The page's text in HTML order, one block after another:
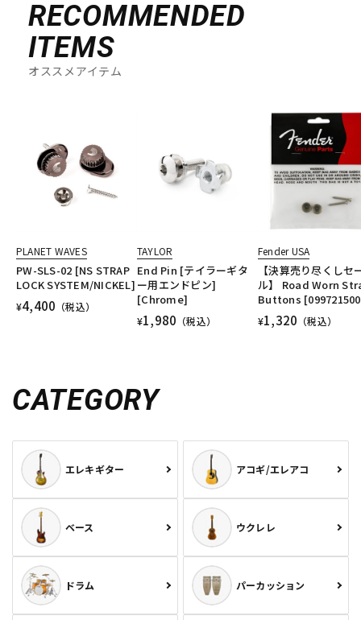
RECOMMENDED
ITEMS
オススメアイテム
PLANET WAVES
PW-SLS-02 [NS STRAP
LOCK SYSTEM/NICKEL]
¥4,400 （税込）
TAYLOR
End Pin [テイラーギタ
ー用エンドピン]
[Chrome]
¥1,980 （税込）
Fender USA
【決算売り尽くしセ
ル】 Road Worn
Buttons
¥1,320 （税込）
CATEGORY
エレキギター アコギ/エレアコ
ベース ウクレレ
ドラム パーカッション